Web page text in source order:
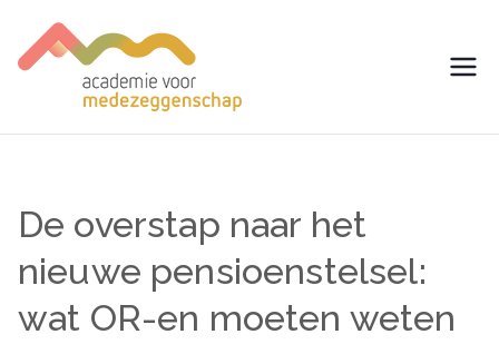
naar
de
voor
Medezegg
enschap
De overstap naar het
nieuwe pensioenstelsel:
wat OR-en moeten weten